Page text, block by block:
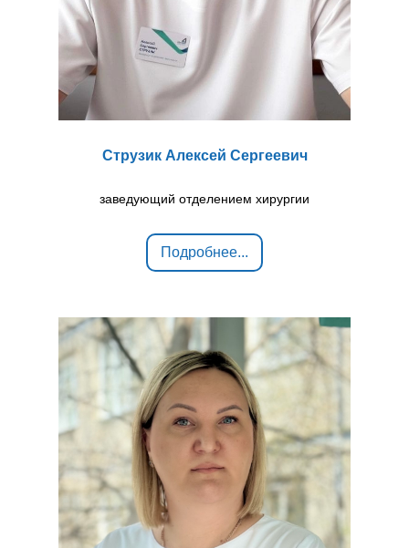
Струзик Алексей Сергеевич
заведующий отделением хирургии
Подробнее...